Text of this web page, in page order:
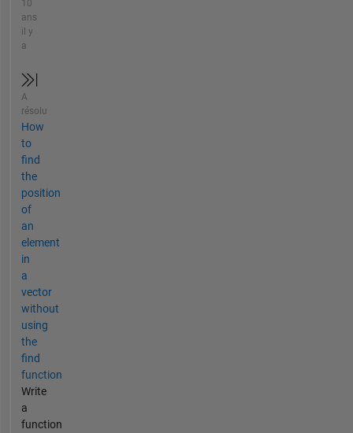
10
ans
il y
a
A
résolu
How
to
find
the
position
of
an
element
in
a
vector
without
using
the
find
function
Write
a
function